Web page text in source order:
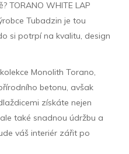
TORANO WHITE LAP
Tubadzin je tou
si potrpí na kvalitu, design
Monolith Torano,
betonu, avšak
získáte nejen
také snadnou údržbu a
váš interiér zářit po